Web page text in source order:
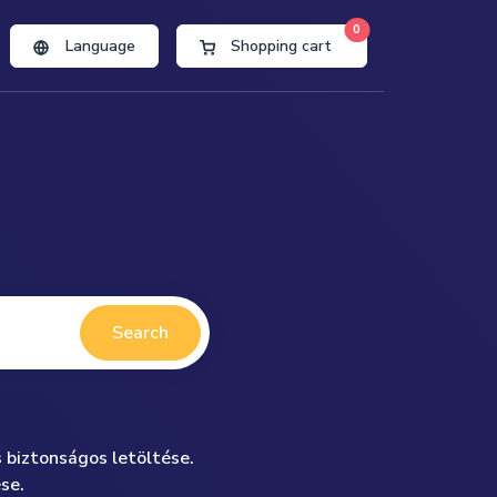
Language Shopping cart
0
Search
biztonságos letöltése.